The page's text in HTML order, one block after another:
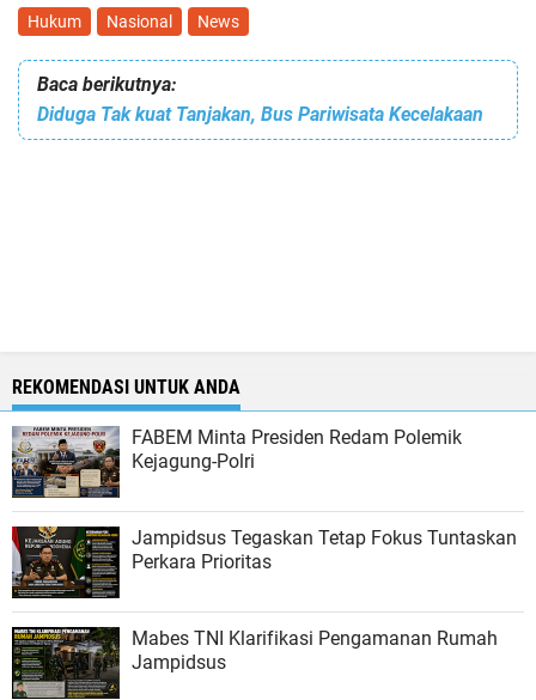
Hukum Nasional News
Baca berikutnya:
Diduga Tak kuat Tanjakan, Bus Pariwisata Kecelakaan
REKOMENDASI UNTUK ANDA
FABEM Minta Presiden Redam Polemik
Kejagung-Polri
Jampidsus Tegaskan Tetap Fokus Tuntaskan
Perkara Prioritas
Mabes TNI Klarifikasi Pengamanan Rumah
Jampidsus